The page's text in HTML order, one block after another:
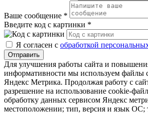
Ваше сообщение *
Введите код с картинки *
Я согласен с обработкой
Отправить
Для улучшения работы сайта и
информативности мы используем файлы
Яндекс Метрика. Продолжая работу с
разрешение на использование cookie-
обработку данных сервисом Яндекс
местоположении; тип, версия и язык ОС;